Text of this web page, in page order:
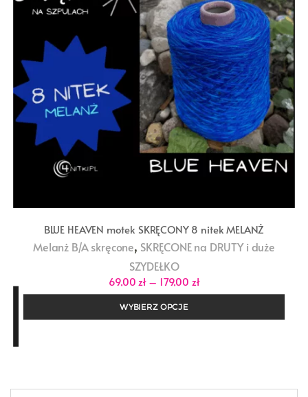
BLUE HEAVEN motek SKRĘCONY 8 nitek MELANŻ
Melanż B/A skręcone, SKRĘCONE na DRUTY i duże
SZYDEŁKO
69,00 zł – 179,00 złZakres
cen:
do
WYBIERZ OPCJE